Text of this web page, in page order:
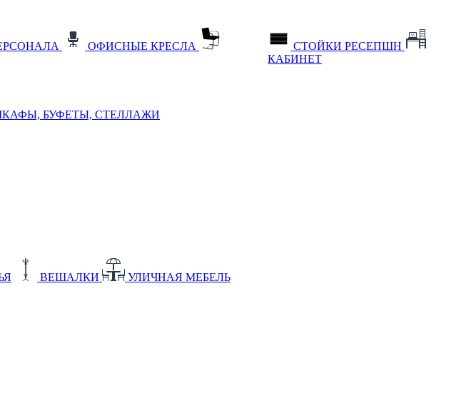
ОФИСНЫЕ КРЕСЛА
СТОЙКИ РЕСЕПШН
КАБИНЕТ
БУФЕТЫ, СТЕЛЛАЖИ
ВЕШАЛКИ УЛИЧНАЯ МЕБЕЛЬ